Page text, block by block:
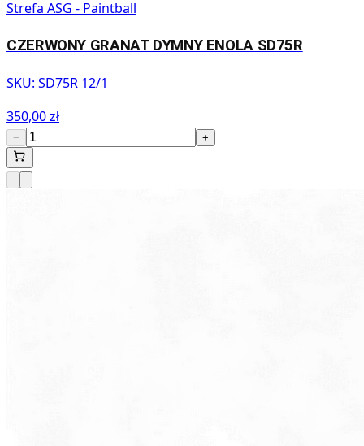
Strefa ASG - Paintball
CZERWONY GRANAT DYMNY ENOLA SD75R
SKU: SD75R 12/1
350,00 zł
− +